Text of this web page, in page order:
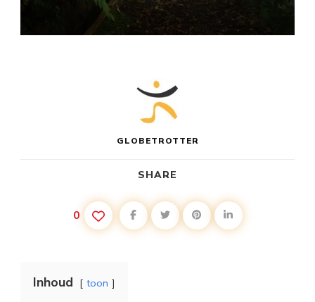
GLOBETROTTER
SHARE
0
Inhoud toon